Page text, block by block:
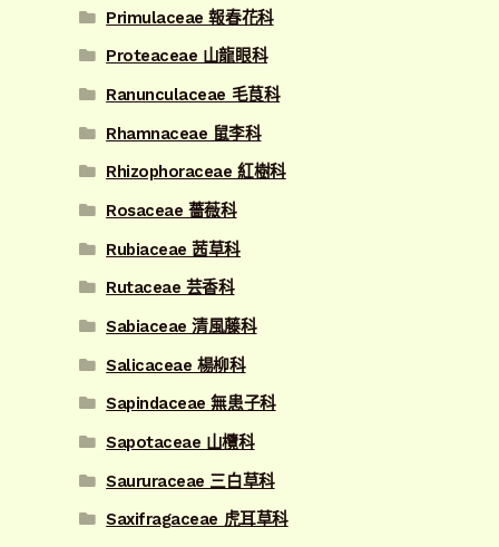
Primulaceae 報春花科
Proteaceae 山龍眼科
Ranunculaceae 毛茛科
Rhamnaceae 鼠李科
Rhizophoraceae 紅樹科
Rosaceae 薔薇科
Rubiaceae 茜草科
Rutaceae 芸香科
Sabiaceae 清風藤科
Salicaceae 楊柳科
Sapindaceae 無患子科
Sapotaceae 山欖科
Saururaceae 三白草科
Saxifragaceae 虎耳草科